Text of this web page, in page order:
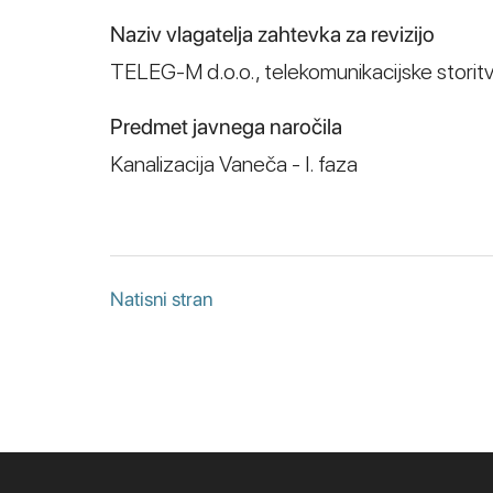
Naziv vlagatelja zahtevka za revizijo
TELEG-M d.o.o., telekomunikacijske
Predmet javnega naročila
Kanalizacija Vaneča - I. faza
Natisni stran